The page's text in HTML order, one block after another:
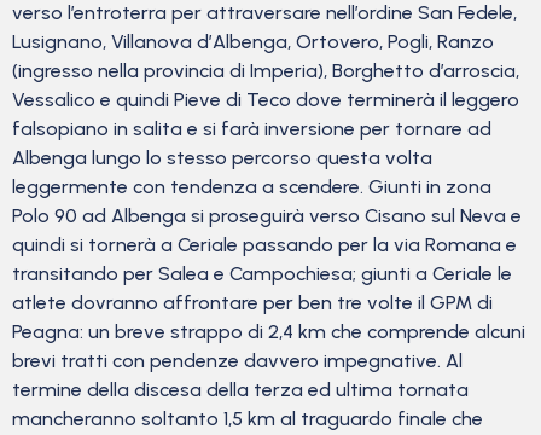
verso l’entroterra per attraversare nell’ordine San Fedele,
Lusignano, Villanova d’Albenga, Ortovero, Pogli, Ranzo
(ingresso nella provincia di Imperia), Borghetto d’arroscia,
Vessalico e quindi Pieve di Teco dove terminerà il leggero
falsopiano in salita e si farà inversione per tornare ad
Albenga lungo lo stesso percorso questa volta
leggermente con tendenza a scendere. Giunti in zona
Polo 90 ad Albenga si proseguirà verso Cisano sul Neva e
quindi si tornerà a Ceriale passando per la via Romana e
transitando per Salea e Campochiesa; giunti a Ceriale le
atlete dovranno affrontare per ben tre volte il GPM di
Peagna: un breve strappo di 2,4 km che comprende alcuni
brevi tratti con pendenze davvero impegnative. Al
termine della discesa della terza ed ultima tornata
mancheranno soltanto 1,5 km al traguardo finale che